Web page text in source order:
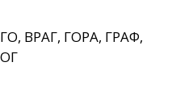
ВРАГ, ГОРА, ГРАФ,